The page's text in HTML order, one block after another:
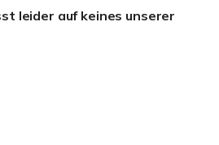
leider auf keines unserer